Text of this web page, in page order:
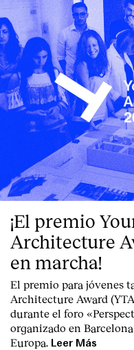
¡El premio
Architecture
en marcha!
El premio para jóvenes
Architecture Award
durante el foro
organizado en
Europa. Leer Más